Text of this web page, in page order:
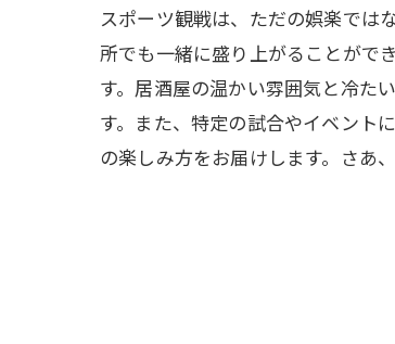
スポーツ観戦は、ただの娯楽では
所でも一緒に盛り上がることがで
す。居酒屋の温かい雰囲気と冷た
す。また、特定の試合やイベント
の楽しみ方をお届けします。さあ